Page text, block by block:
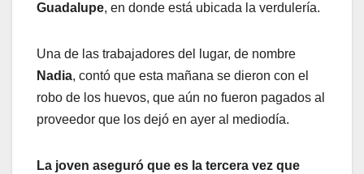
Guadalupe, en donde está ubicada la verdulería.
Una de las trabajadores del lugar, de nombre
Nadia, contó que esta mañana se dieron con el
robo de los huevos, que aún no fueron pagados al
proveedor que los dejó en ayer al mediodía.
La joven aseguró que es la tercera vez que